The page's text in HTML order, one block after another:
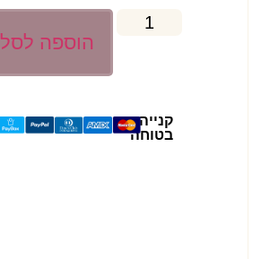
הוספה לסל
קנייה
בטוחה